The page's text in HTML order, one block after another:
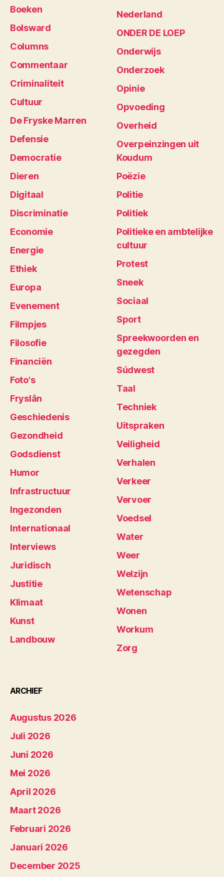
Boeken
Bolsward
Columns
Commentaar
Criminaliteit
Cultuur
De Fryske Marren
Defensie
Democratie
Dieren
Digitaal
Discriminatie
Economie
Energie
Ethiek
Europa
Evenement
Filmpjes
Filosofie
Financiën
Foto's
Fryslân
Geschiedenis
Gezondheid
Godsdienst
Humor
Infrastructuur
Ingezonden
Internationaal
Interviews
Juridisch
Justitie
Klimaat
Kunst
Landbouw
Nederland
ONDER DE LOEP
Onderwijs
Onderzoek
Opinie
Opvoeding
Overheid
Overpeinzingen uit
Koudum
Poëzie
Politie
Politiek
Politieke en ambtelijke
cultuur
Protest
Sneek
Sociaal
Sport
Spreekwoorden en
gezegden
Súdwest
Taal
Techniek
Uitspraken
Veiligheid
Verhalen
Verkeer
Vervoer
Voedsel
Water
Weer
Welzijn
Wetenschap
Wonen
Workum
Zorg
ARCHIEF
Augustus 2026
Juli 2026
Juni 2026
Mei 2026
April 2026
Maart 2026
Februari 2026
Januari 2026
December 2025